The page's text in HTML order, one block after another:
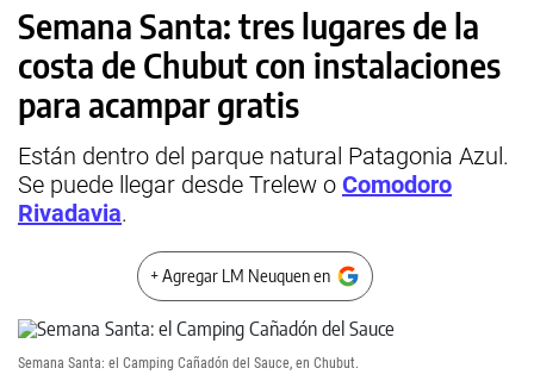
Semana Santa: tres lugares de la
costa de Chubut con instalaciones
para acampar gratis
Están dentro del parque natural Patagonia Azul.
Se puede llegar desde Trelew o Comodoro
Rivadavia.
+ Agregar LM Neuquen en
Semana Santa: el Camping Cañadón del Sauce, en Chubut.